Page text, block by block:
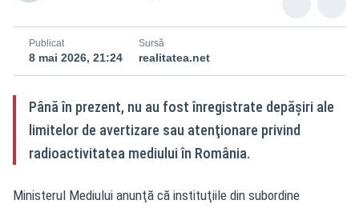
Publicat
8 mai 2026, 21:24
Sursă
realitatea.net
Până în prezent, nu au fost înregistrate depăşiri ale
limitelor de avertizare sau atenţionare privind
radioactivitatea mediului în România.
Ministerul Mediului anunţă că instituţiile din subordine